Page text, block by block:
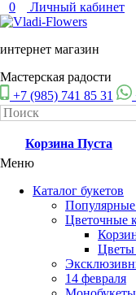
0 Личный кабинет
интернет магазин
Мастерская радости
+7 (985) 741 85 31
Корзина Пуста
Меню
Каталог букетов
Цветочные
Цветы
14 февраля